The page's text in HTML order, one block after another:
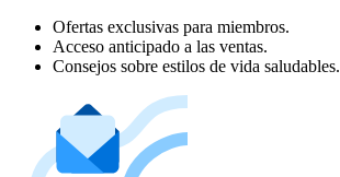
Ofertas exclusivas para miembros.
Acceso anticipado a las ventas.
Consejos sobre estilos de vida saludables.